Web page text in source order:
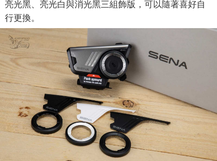
亮光黑、亮光白與消光黑三組飾版，可以隨著喜好自
行更換。